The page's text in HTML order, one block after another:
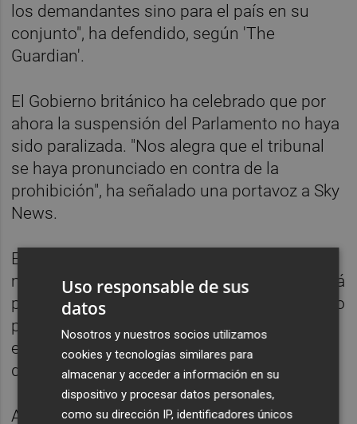
los demandantes sino para el país en su
conjunto", ha defendido, según 'The
Guardian'.
El Gobierno británico ha celebrado que por
ahora la suspensión del Parlamento no haya
sido paralizada. "Nos alegra que el tribunal
se haya pronunciado en contra de la
prohibición", ha señalado una portavoz a Sky
News.
En opinión del Ejecutivo, "no había un buen
motivo para solicitarlo" dado que la vista está
prevista para la próxima semana y el proceso
para la suspensión del Parlamento "no
empezará hasta la semana que arranca el 9
de septiembre".
Así las cosas, la portavoz de Johnson ha
Uso responsable de sus
datos
Nosotros y nuestros socios utilizamos
cookies y tecnologías similares para
almacenar y acceder a información en su
dispositivo y procesar datos personales,
como su dirección IP, identificadores únicos